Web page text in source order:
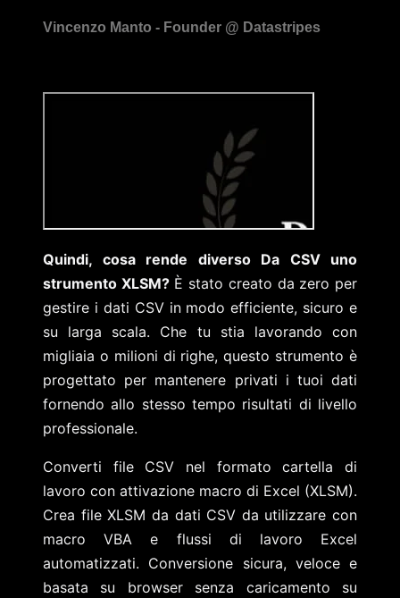
Quindi, cosa rende diverso Da CSV uno
strumento XLSM?È stato creato da zero per
gestire i dati CSV in modo efficiente, sicuro e
su larga scala. Che tu stia lavorando con
migliaia o milioni di righe, questo strumento è
progettato per mantenere privati ​​i tuoi dati
fornendo allo stesso tempo risultati di livello
professionale.
Converti file CSV nel formato cartella di
lavoro con attivazione macro di Excel (XLSM).
Crea file XLSM da dati CSV da utilizzare con
macro VBA e flussi di lavoro Excel
automatizzati. Conversione sicura, veloce e
basata su browser senza caricamento su